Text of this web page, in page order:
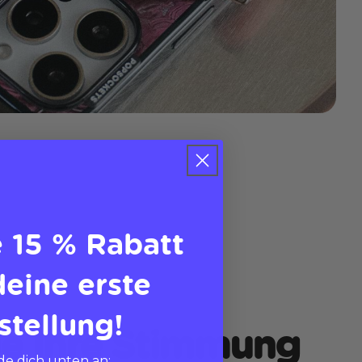
Ihre Stimmung
15 % Rabatt
erste